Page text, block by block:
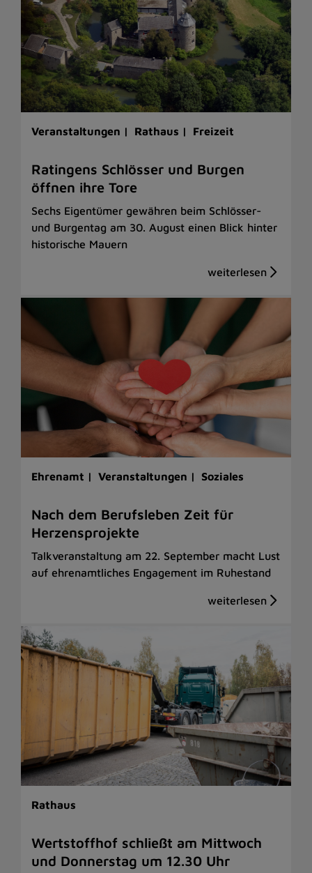
Veranstaltungen | Rathaus | Freizeit
Ratingens Schlösser und Burgen
öffnen ihre Tore
Sechs Eigentümer gewähren beim Schlösser-
und Burgentag am 30. August einen Blick hinter
historische Mauern
Ehrenamt | Veranstaltungen | Soziales
Nach dem Berufsleben Zeit für
Herzensprojekte
Talkveranstaltung am 22. September macht Lust
auf ehrenamtliches Engagement im Ruhestand
Rathaus
Wertstoffhof schließt am Mittwoch
und Donnerstag um 12.30 Uhr